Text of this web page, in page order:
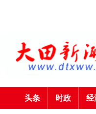
头条 时政 经